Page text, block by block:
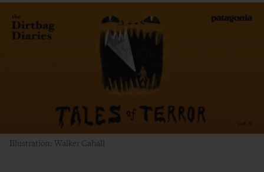
Illustration: Walker Cahall